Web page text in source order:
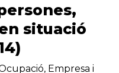
situació
Empresa i